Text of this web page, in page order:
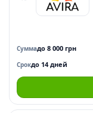
Суммадо 8 000 грн
Срокдо 14 дней